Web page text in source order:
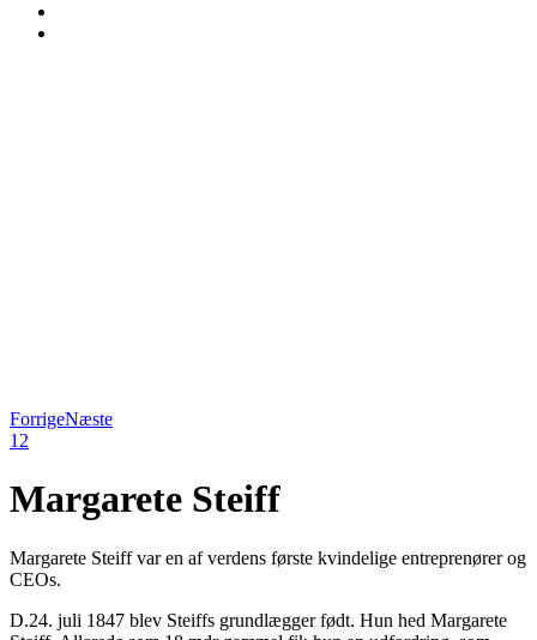
ForrigeNæste
1 2
Margarete Steiff
Margarete Steiff var en af verdens første kvindelige entreprenører og
CEOs.
D.24. juli 1847 blev Steiffs grundlægger født. Hun hed Margarete